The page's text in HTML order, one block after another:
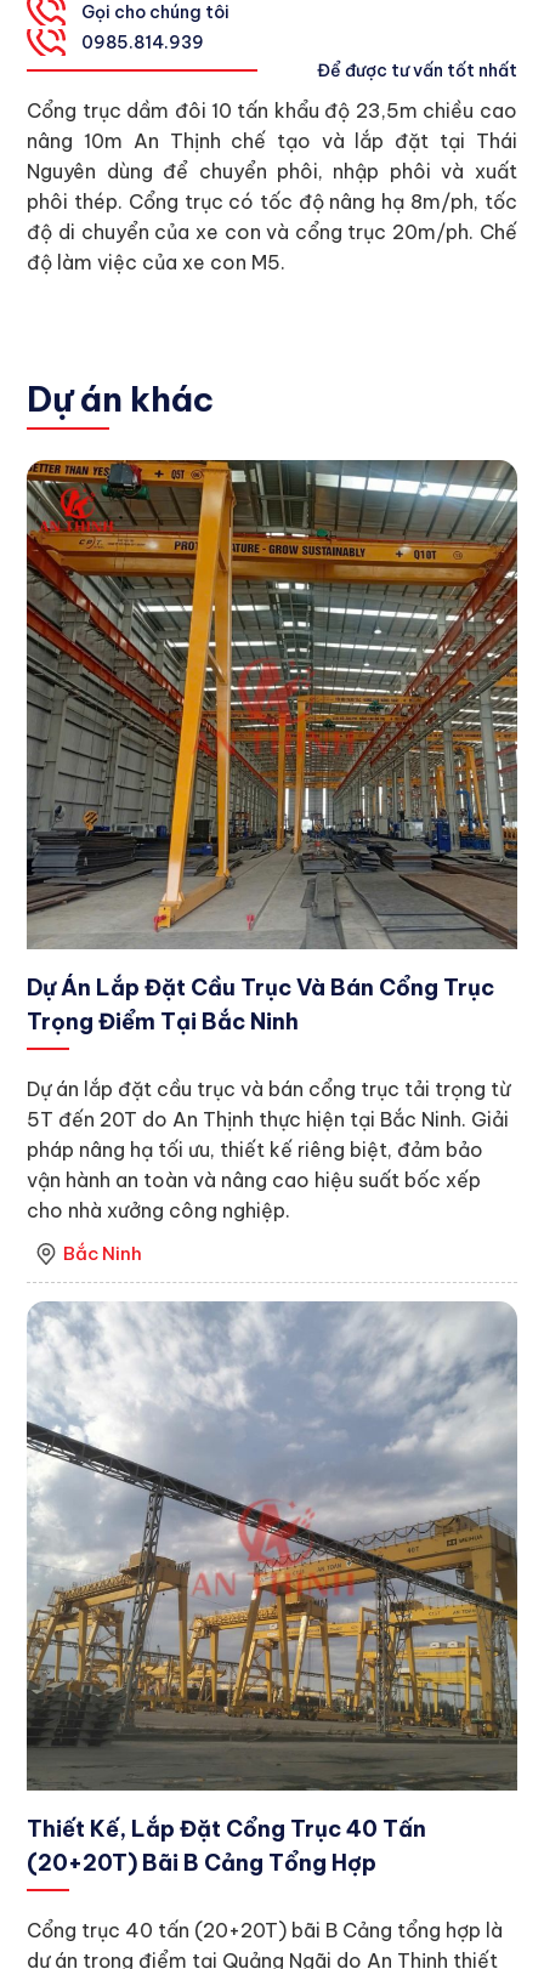
Gọi cho chúng tôi
0985.814.939
Để được tư vấn tốt nhất
Cổng trục dầm đôi 10 tấn khẩu độ 23,5m chiều cao
nâng 10m An Thịnh chế tạo và lắp đặt tại Thái
Nguyên dùng để chuyển phôi, nhập phôi và xuất
phôi thép. Cổng trục có tốc độ nâng hạ 8m/ph, tốc
độ di chuyển của xe con và cổng trục 20m/ph. Chế
độ làm việc của xe con M5.
Dự án khác
Dự Án Lắp Đặt Cầu Trục Và Bán Cổng Trục
Trọng Điểm Tại Bắc Ninh
Dự án lắp đặt cầu trục và bán cổng trục tải trọng từ
5T đến 20T do An Thịnh thực hiện tại Bắc Ninh. Giải
pháp nâng hạ tối ưu, thiết kế riêng biệt, đảm bảo
vận hành an toàn và nâng cao hiệu suất bốc xếp
cho nhà xưởng công nghiệp.
Bắc Ninh
Thiết Kế, Lắp Đặt Cổng Trục 40 Tấn
(20+20T) Bãi B Cảng Tổng Hợp
Cổng trục 40 tấn (20+20T) bãi B Cảng tổng hợp là
dự án trọng điểm tại Quảng Ngãi do An Thịnh thiết